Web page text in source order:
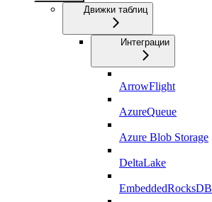
Движки таблиц
Интеграции
ArrowFlight
AzureQueue
Azure Blob Storage
DeltaLake
EmbeddedRocksDB